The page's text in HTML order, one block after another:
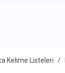
Kelime Listeleri